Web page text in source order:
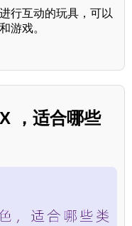
行互动的玩具，可以
游戏。
，适合哪些